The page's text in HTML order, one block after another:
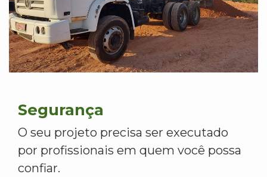
Segurança
O seu projeto precisa ser executado
por profissionais em quem você possa
confiar.